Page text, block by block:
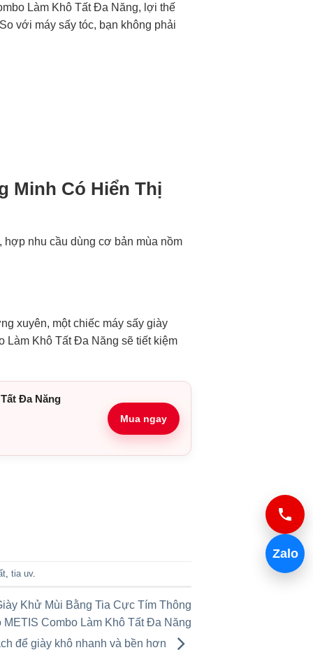
Làm Khô Tất Đa Năng, lợi thế
với máy sấy tóc, bạn không phải
Minh Có Hiển Thị
hợp nhu cầu dùng cơ bản mùa nồm
xuyên, một chiếc máy sấy giày
Làm Khô Tất Đa Năng sẽ tiết kiệm
Đa Năng
Mua ngay
, tia uv.
Khử Mùi Bằng Tia Cực Tím Thông
Combo Làm Khô Tất Đa Năng
để giày khô nhanh và bền hơn
Zalo